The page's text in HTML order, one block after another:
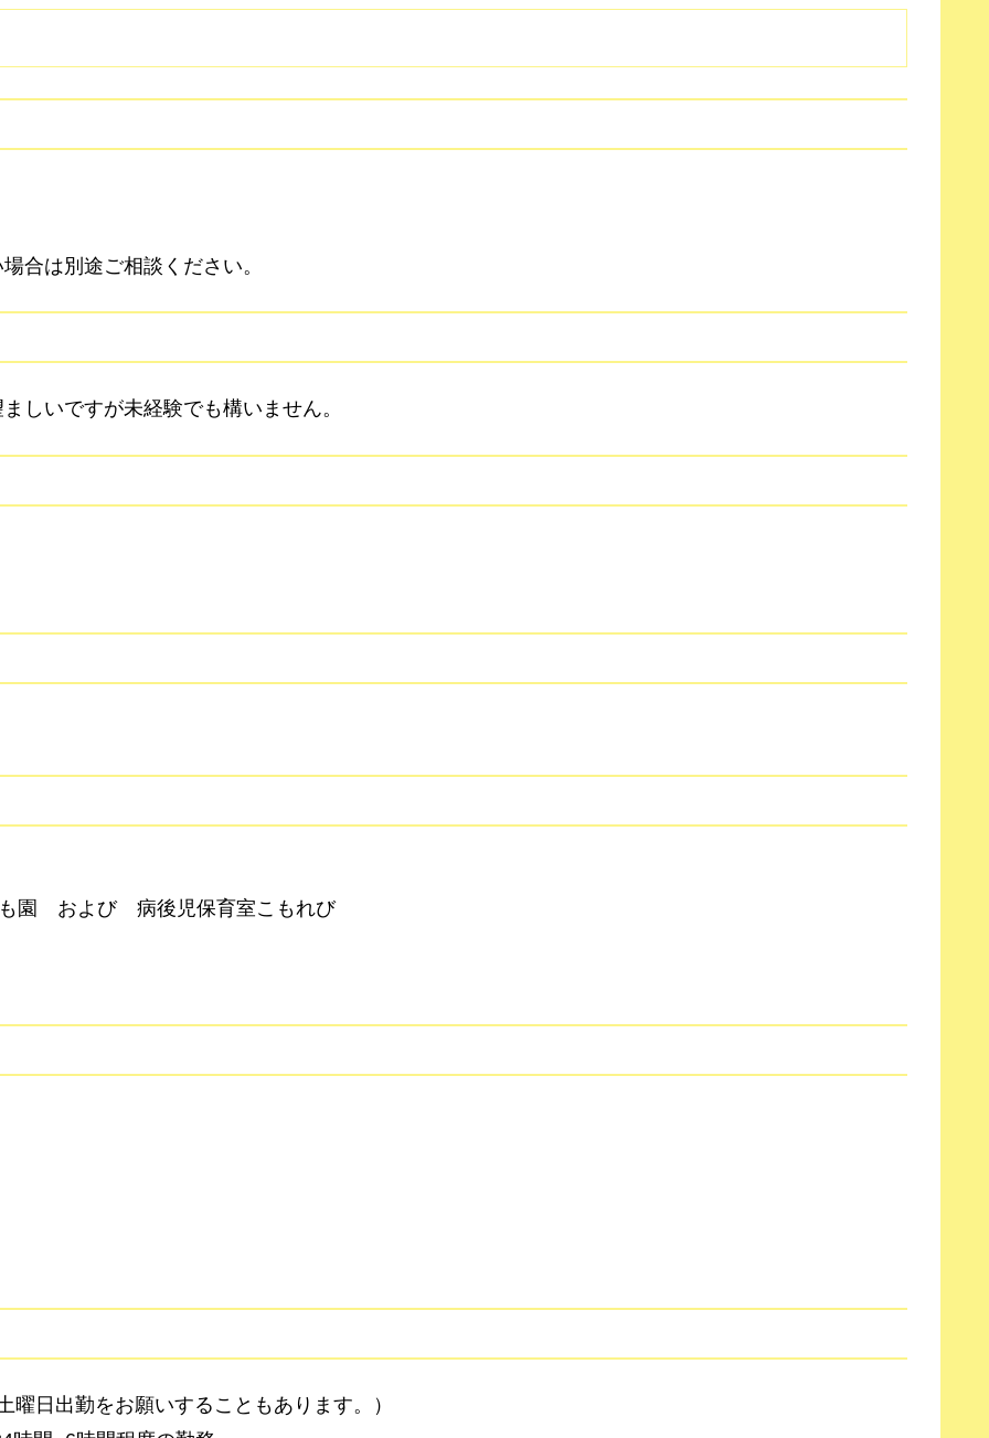
合は別途ご相談ください。
しいですが未経験でも構いません。
園 および 病後児保育室こもれび
日出勤をお願いすることもあります。）